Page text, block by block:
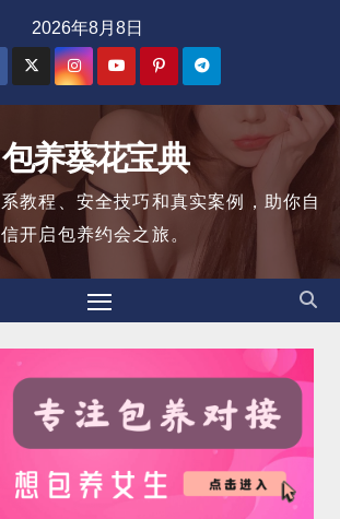
2026年8月8日
包养葵花宝典
教程、安全技巧和真实案例，助你自
信开启包养约会之旅。